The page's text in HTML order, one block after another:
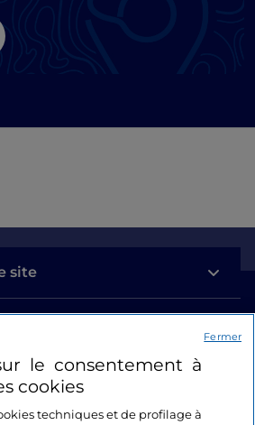
site
le consentement à
cookies
techniques et de profilage à
Fermer